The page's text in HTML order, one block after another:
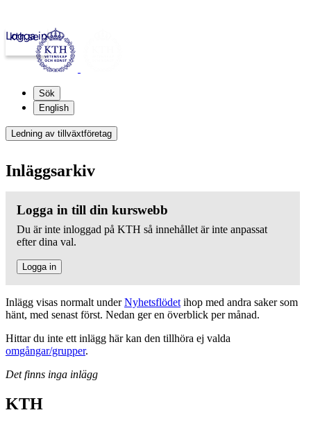
kth.se
Logga in
Sök
English
Ledning av tillväxtföretag
Inläggsarkiv
Logga in till din kurswebb
Du är inte inloggad på KTH så innehållet är inte anpassat
efter dina val.
Logga in
Inlägg visas normalt underNyhetsflödet ihop med andra saker som
hänt, med senast först. Nedan ger en överblick per månad.
Hittar du inte ett inlägg här kan den tillhöra ej valda
omgångar/grupper.
Det finns inga inlägg
KTH